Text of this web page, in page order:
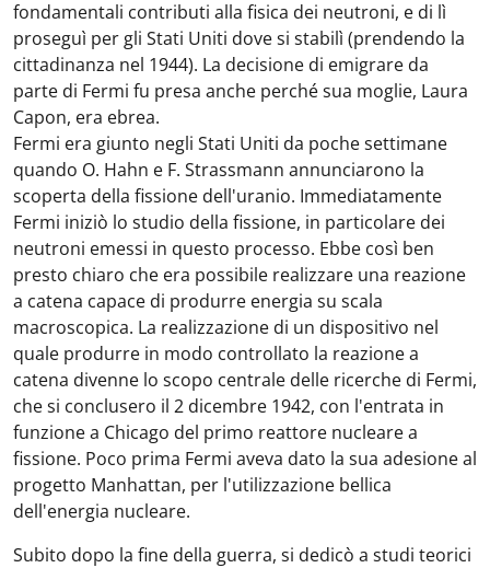
fondamentali contributi alla fisica dei neutroni, e di lì
proseguì per gli Stati Uniti dove si stabilì (prendendo la
cittadinanza nel 1944). La decisione di emigrare da
parte di Fermi fu presa anche perché sua moglie, Laura
Capon, era ebrea.
Fermi era giunto negli Stati Uniti da poche settimane
quando O. Hahn e F. Strassmann annunciarono la
scoperta della fissione dell'uranio. Immediatamente
Fermi iniziò lo studio della fissione, in particolare dei
neutroni emessi in questo processo. Ebbe così ben
presto chiaro che era possibile realizzare una reazione
a catena capace di produrre energia su scala
macroscopica. La realizzazione di un dispositivo nel
quale produrre in modo controllato la reazione a
catena divenne lo scopo centrale delle ricerche di Fermi,
che si conclusero il 2 dicembre 1942, con l'entrata in
funzione a Chicago del primo reattore nucleare a
fissione. Poco prima Fermi aveva dato la sua adesione al
progetto Manhattan, per l'utilizzazione bellica
dell'energia nucleare.
Subito dopo la fine della guerra, si dedicò a studi teorici